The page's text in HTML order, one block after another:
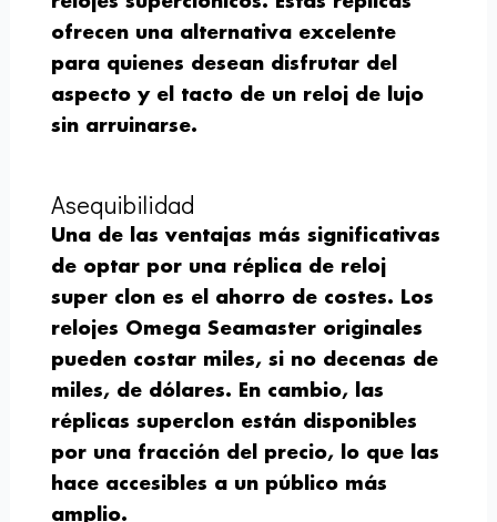
ofrecen una alternativa excelente
para quienes desean disfrutar del
aspecto y el tacto de un reloj de lujo
sin arruinarse.
Asequibilidad
Una de las ventajas más significativas
de optar por una réplica de reloj
super clon es el ahorro de costes. Los
relojes Omega Seamaster originales
pueden costar miles, si no decenas de
miles, de dólares. En cambio, las
réplicas superclon están disponibles
por una fracción del precio, lo que las
hace accesibles a un público más
amplio.